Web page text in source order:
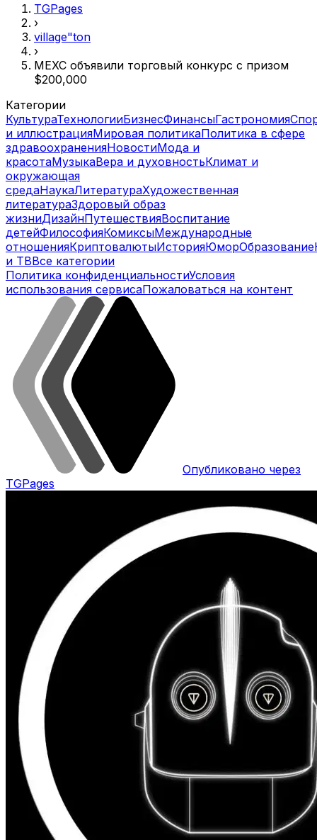
TGPages
›
village"ton
›
MEXC объявили торговый конкурс с призом
$200,000
Категории
КультураТехнологииБизнесФинансыГастрономия
и иллюстрацияМировая политикаПолитика в сфере
здравоохраненияНовостиМода и
красотаМузыкаВера и духовностьКлимат и
окружающая
средаНаукаЛитератураХудожественная
литератураЗдоровый образ
жизниДизайнПутешествияВоспитание
детейФилософияКомиксыМеждународные
отношенияКриптовалютыИсторияЮморОбразование
и ТВВсе категории
Политика конфиденциальностиУсловия
использования сервисаПожаловаться на контент
Опубликовано через
TGPages